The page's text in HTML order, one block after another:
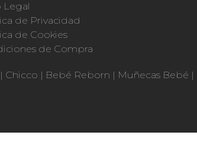
Legal
de Privacidad
de Cookies
de Compra
| Chicco | Bebé Reborn | Muñecas Bebé |